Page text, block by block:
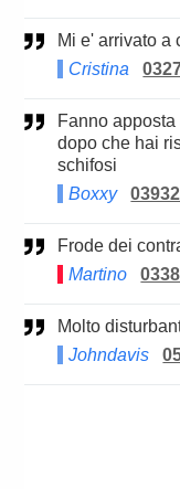
Mi e' arrivato
Cristina
Fanno apposta a richiamare in continuazione anche
dopo che hai
schifosi
Boxxy
Frode dei
Martino
Molto
Johndavis